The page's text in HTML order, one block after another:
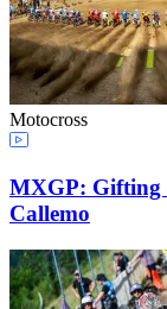
Motocross
MXGP: Gifting
Callemo